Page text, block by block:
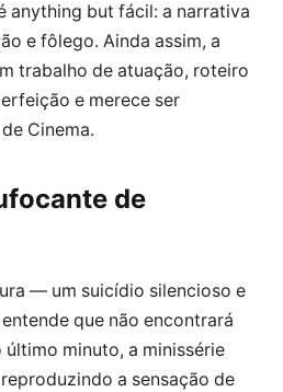
anything but fácil: a narrativa
e fôlego. Ainda assim, a
trabalho de atuação, roteiro
e merece ser
Cinema.
de
— um suicídio silencioso e
que não encontrará
minuto, a minissérie
a sensação de